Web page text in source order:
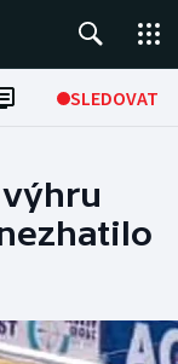
SLEDOVAT